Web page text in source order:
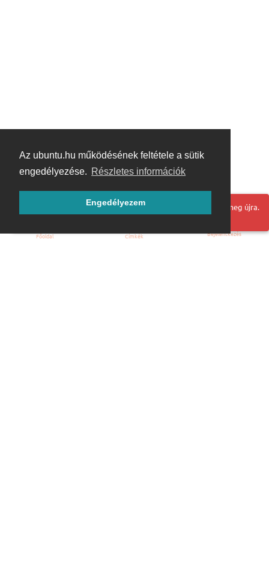
Az ubuntu.hu működésének feltétele a sütik
engedélyezése. Részletes információk
Engedélyezem
Hoppá! Valami hiba történt. Frissítse az oldalt és próbálja meg újra.
Főoldal Címkék Bejelentkezés